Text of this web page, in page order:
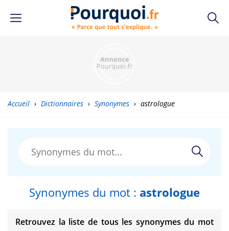
Accueil › Dictionnaires › Synonymes › astrologue
Synonymes du mot : astrologue
Retrouvez la liste de tous les synonymes du mot